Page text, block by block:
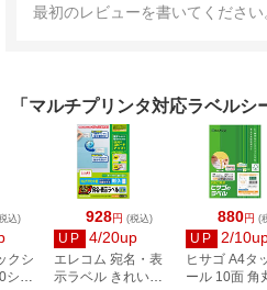
最初のレビューを書いてください
「マルチプリンタ対応ラベルシ
928円 (税込)
UP 4/20up
エレコム 宛名・表
示ラベル きれい貼
880円 (
UP 2/
ヒサゴ A4タ
ール 10面 角
込)
クシ
ー